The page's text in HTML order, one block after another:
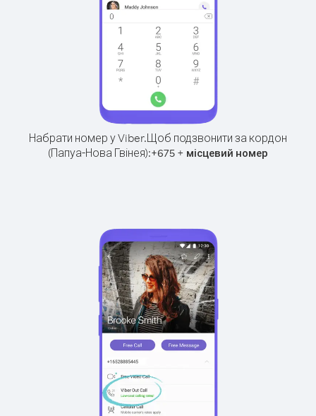
Набрати номер у Viber.Щоб подзвонити за кордон
(Папуа-Нова Гвінея):+675 + місцевий номер